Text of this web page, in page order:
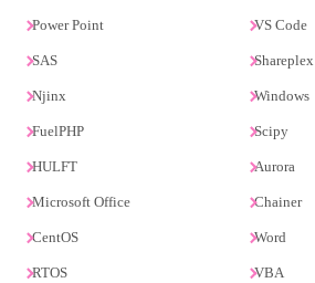
Power Point VS Code
SAS Shareplex
Njinx Windows
FuelPHP Scipy
HULFT Aurora
Microsoft Office Chainer
CentOS Word
RTOS VBA